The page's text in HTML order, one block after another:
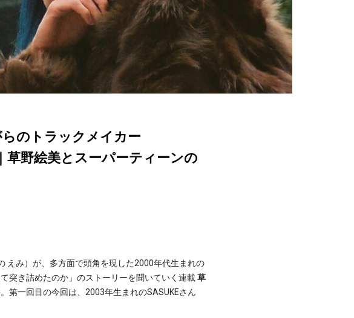
のトラックメイカー
草野絵美とスーパーティーンの
えみ）が、多方面で頭角を現した2000年代生まれの
突き詰めたのか」のストーリーを聞いていく連載草
第一回目の今回は、2003年生まれのSASUKEさん